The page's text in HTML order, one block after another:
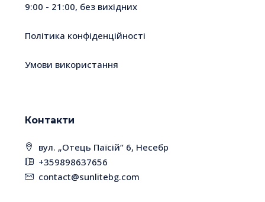
9:00 - 21:00, без вихідних
Політика конфіденційності
Умови використання
Контакти
вул. „Отець Паїсій“ 6, Несебр
+359898637656
contact@sunlitebg.com